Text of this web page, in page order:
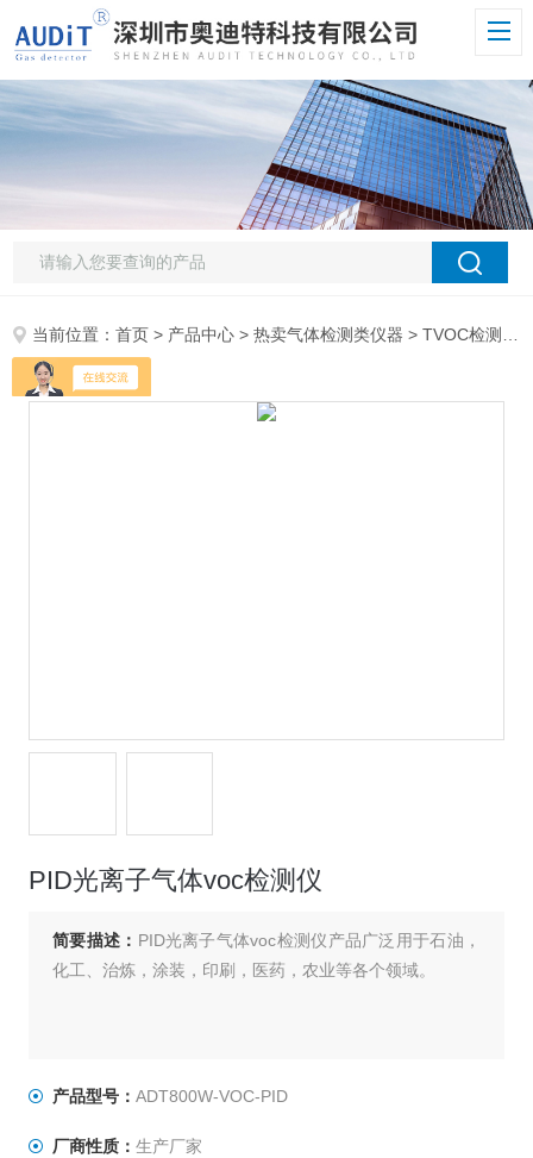
当前位置：首页 > 产品中心 >热卖气体检测类仪器 >TVOC检测仪
PID光离子气体voc检测仪
简要描述： PID光离子气体voc检测仪产品广泛用于石油，
化工、治炼，涂装，印刷，医药，农业等各个领域。
产品型号： ADT800W-VOC-PID
厂商性质： 生产厂家